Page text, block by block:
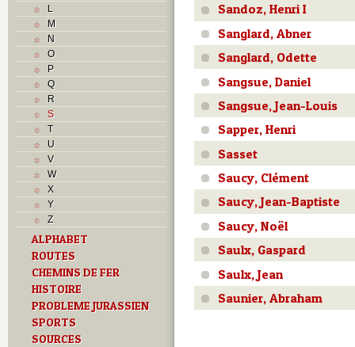
L
M
N
O
P
Q
R
S
T
U
V
W
X
Y
Z
ALPHABET
ROUTES
CHEMINS DE FER
HISTOIRE
PROBLEME JURASSIEN
SPORTS
SOURCES
Sandoz, Henri I
Sanglard, Abner
Sanglard, Odette
Sangsue, Daniel
Sangsue, Jean-Louis
Sapper, Henri
Sasset
Saucy, Clément
Saucy, Jean-Baptiste
Saucy, Noël
Saulx, Gaspard
Saulx, Jean
Saunier, Abraham